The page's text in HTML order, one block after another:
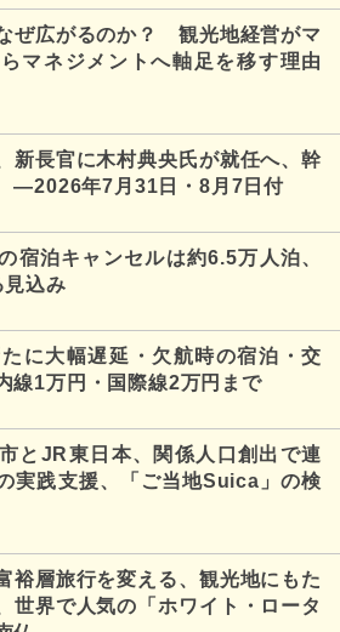
ぜ広がるのか？ 観光地経営がマ
マネジメントへ軸足を移す理由
新長官に木村典央氏が就任へ、幹
―2026年7月31日・8月7日付
宿泊キャンセルは約6.5万人泊、
見込み
に大幅遅延・欠航時の宿泊・交
線1万円・国際線2万円まで
とJR東日本、関係人口創出で連
実践支援、「ご当地Suica」の検
裕層旅行を変える、観光地にもた
世界で人気の「ホワイト・ロータ